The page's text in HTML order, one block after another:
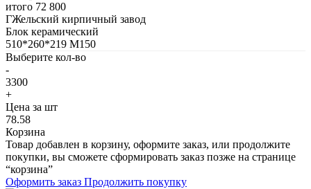
итого 72 800
ГЖельский кирпичный завод
Блок керамический
510*260*219 М150
Выберите кол-во
-
3300
+
Цена за шт
78.58
Корзина
Товар добавлен в корзину, оформите заказ, или продолжите
покупки, вы сможете сформировать заказ позже на странице
“корзина”
Оформить заказ Продолжить покупку